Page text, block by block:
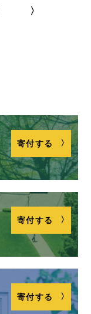
寄付する
寄付する
寄付する